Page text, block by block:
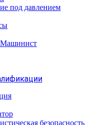
под давлением
Машинист
безопасность